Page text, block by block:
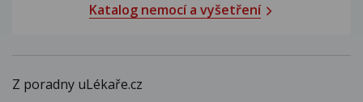
Katalog nemocí a vyšetření
Z poradny uLékaře.cz